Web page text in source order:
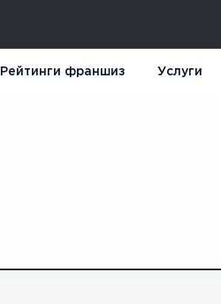
Рейтинги франшиз Услуги